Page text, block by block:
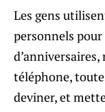
Les gens
personnels pour
téléphone,
deviner, et